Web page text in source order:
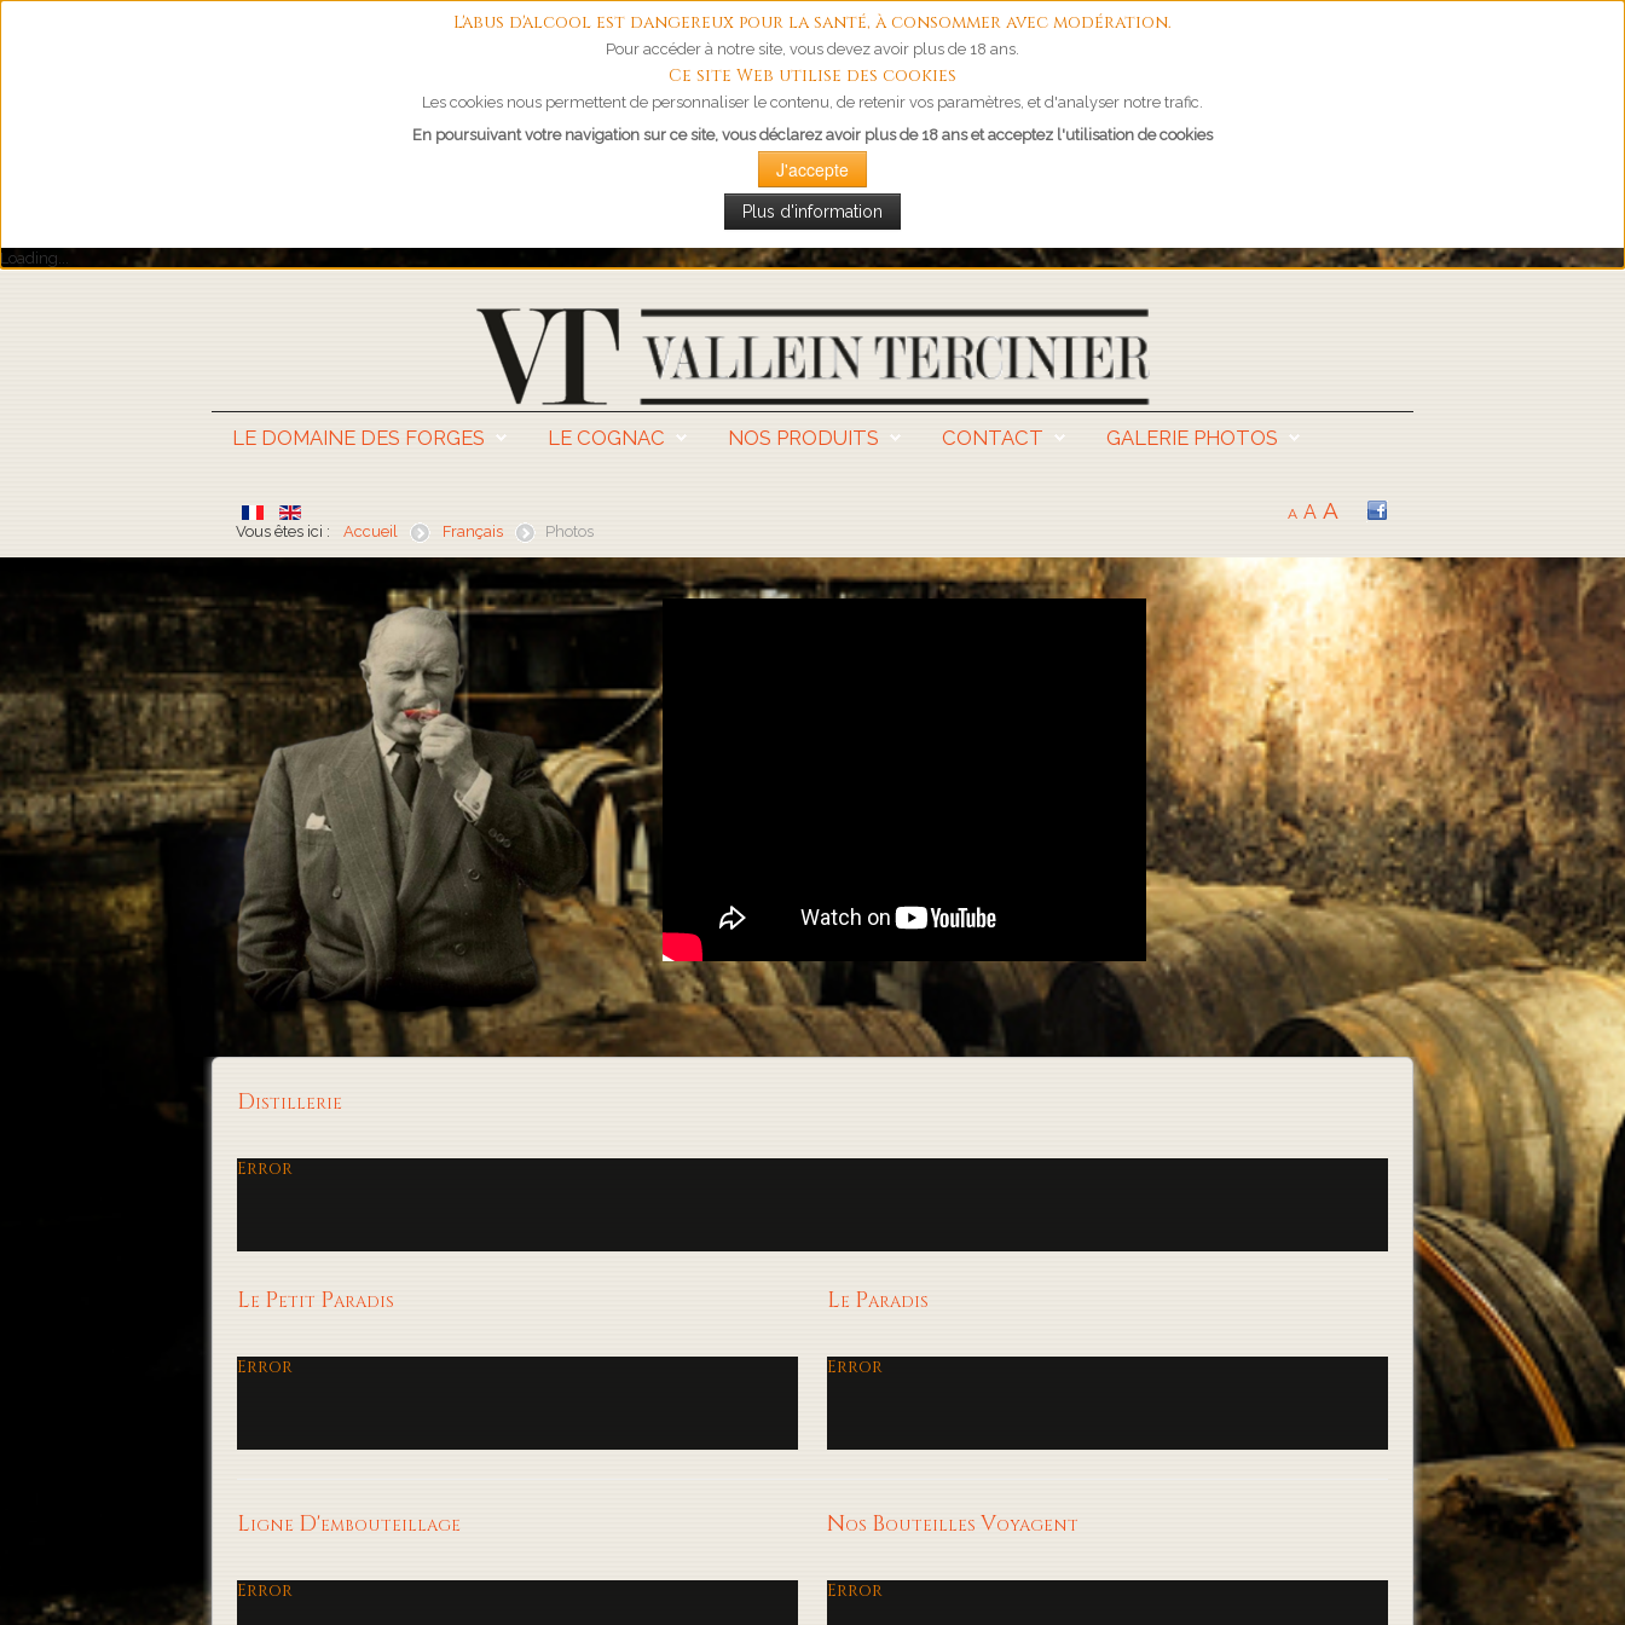
L'abus d'alcool est dangereux pour la santé, à consommer avec modération.
Pour accéder à notre site, vous devez avoir plus de 18 ans.
Ce site Web utilise des cookies
Les cookies nous permettent de personnaliser le contenu, de retenir vos paramètres, et d'analyser notre trafic.
En poursuivant votre navigation sur ce site, vous déclarez avoir plus de 18 ans et acceptez l'utilisation de cookies
J'accepte
Plus d'information
Loading...
LE DOMAINE DES FORGES LE COGNAC NOS PRODUITS CONTACT GALERIE PHOTOS
Vous êtes ici : Accueil Français Photos
A A A
Distillerie
Error
Le Petit Paradis
Error
Le Paradis
Error
Ligne D'embouteillage
Error
Nos Bouteilles Voyagent
Error